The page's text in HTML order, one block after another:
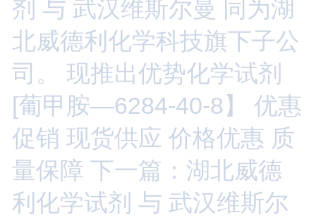
剂 与 武汉维斯尔曼 同为湖
北威德利化学科技旗下子公
司。 现推出优势化学试剂
[葡甲胺—6284-40-8】 优惠
促销 现货供应 价格优惠 质
量保障 下一篇：湖北威德
利化学试剂 与 武汉维斯尔